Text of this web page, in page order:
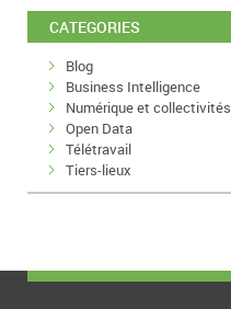
CATEGORIES
Blog
Business Intelligence
Numérique et collectivités
Open Data
Télétravail
Tiers-lieux